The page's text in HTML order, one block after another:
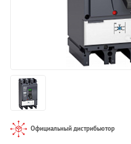
Официальный дистрибьютор